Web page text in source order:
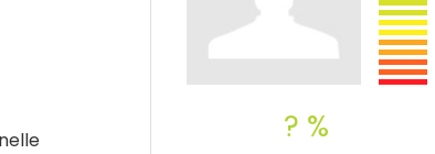
? %